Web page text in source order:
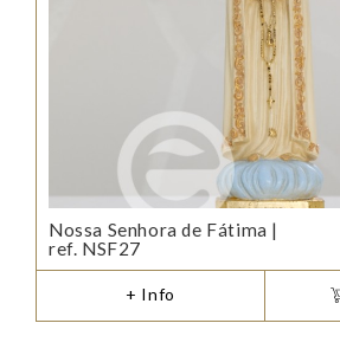
Nossa Senhora de Fátima |
ref. NSF27
+ Info